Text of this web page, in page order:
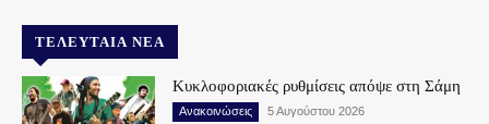
ΤΕΛΕΥΤΑΊΑ ΝΈΑ
Κυκλοφοριακές ρυθμίσεις απόψε στη Σάμη
Ανακοινώσεις 5 Αυγούστου 2026